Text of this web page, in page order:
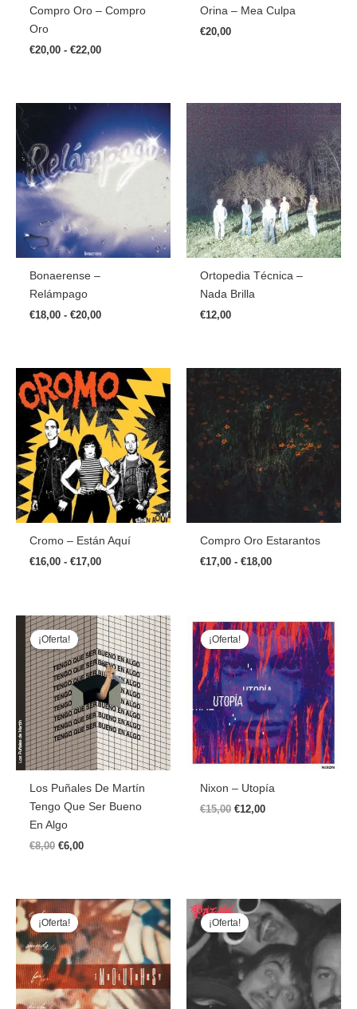
Compro Oro – Compro
Oro
€20,00 - €22,00
Orina – Mea Culpa
€20,00
Bonaerense –
Relámpago
€18,00 - €20,00
Rango
Precios:
Desde
€18,00
Hasta
€20,00
Ortopedia Técnica –
Nada Brilla
€12,00
Cromo – Están Aquí
€16,00 - €17,00
Rango
De
Precios:
Desde
€16,00
Hasta
€17,00
Compro Oro Estarantos
€17,00 - €18,00
Rango
De
Precios:
Desde
€17,00
Hasta
€18,00
¡Oferta!
Los Puñales De Martín
Tengo Que Ser Bueno
En Algo
€8,00
El
Precio
Original
Era:
€8,00.
€6,00
El
Precio
Actual
Es:
€6,00.
¡Oferta!
Nixon – Utopía
€15,00
El
Precio
Original
Era:
€15,00.
€12,00
El
Precio
Actual
Es:
€12,00.
¡Oferta!
El
Precio
Original
Era:
€15,00.
El
Precio
Actual
Es:
€12,00.
¡Oferta!
El
Precio
Original
Era:
€12,00.
El
Precio
Actual
Es:
€10,00.